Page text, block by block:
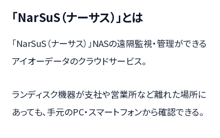
「NarSuS（ナーサス）」とは
「NarSuS（ナーサス）」NASの遠隔監視・管理ができる
アイオーデータのクラウドサービス。
ランディスク機器が支社や営業所など離れた場所に
あっても、手元のPC・スマートフォンから確認できる。